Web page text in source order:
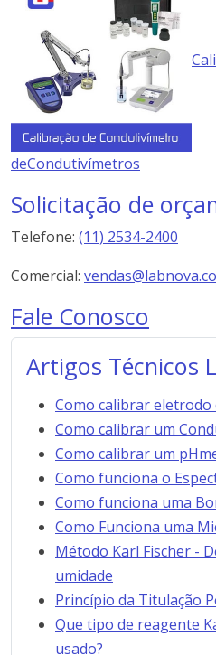
deCondutivímetros
Solicitação de
Telefone: (11) 2534-2400
Comercial:
Fale Conosco
Artigos Técnicos
Como calibrar eletrodo
Como calibrar um
Como calibrar um
Como funciona o
Como funciona uma
Como Funciona uma
Método Karl Fischer -
umidade
Princípio da Titulação
Que tipo de reagente
usado?